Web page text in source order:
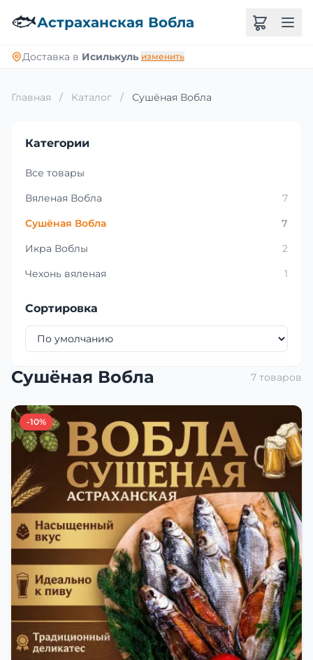
🐟Астраханская Вобла
Доставка в Исилькуль изменить
Главная / Каталог / Сушёная Вобла
Категории
Все товары
Вяленая Вобла
7
Сушёная Вобла
7
Икра Воблы
2
Чехонь вяленая
1
Сортировка
Сушёная Вобла 7 товаров
-10%